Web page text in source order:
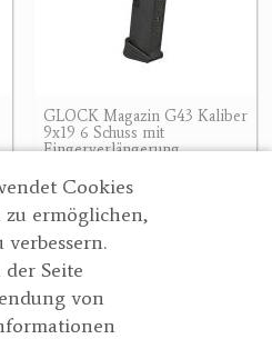
Cookies
zu ermöglichen,
verbessern.
Seite
von
GLOCK Magazin G43 Kaliber
9x19 6 Schuss mit
Fingerverlängerung
Wertgarner 1820
& SporthandelsgmbH